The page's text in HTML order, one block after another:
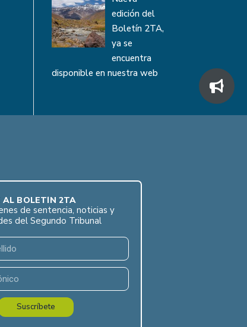
edición del
Boletín 2TA,
ya se
encuentra
disponible en nuestra web
AL BOLETÍN 2TA
de sentencia, noticias y
del Segundo Tribunal
Suscríbete